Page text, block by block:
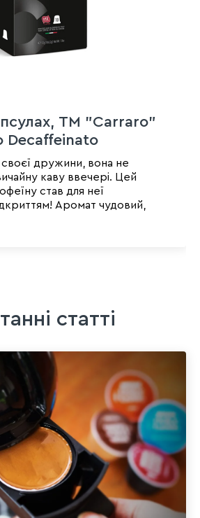
ТМ "Carraro"
Decaffeinato
10 штдружини, вона не
каву ввечері. Цей
став для неї
Аромат чудовий,
статті